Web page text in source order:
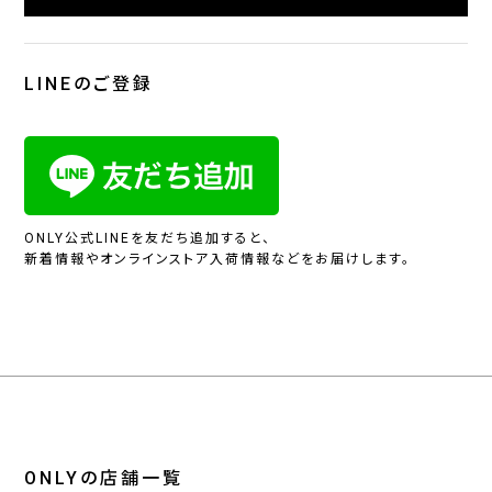
LINEのご登録
ONLY公式LINEを友だち追加すると、
新着情報やオンラインストア入荷情報などをお届けします。
ONLYの店舗一覧